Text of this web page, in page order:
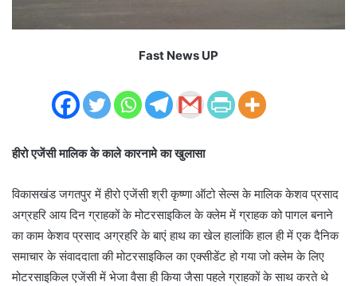
Fast News UP
हीरो एजेंसी मालिक के काले कारनामे का खुलासा
विकासखंड जगतपुर में हीरो एजेंसी श्री कृष्णा ऑटो सेल्स के मालिक केशव प्रसाद
अग्रहरि आय दिन ग्राहकों के मोटरसाइकिल के क्लेम में ग्राहक को पागल बनाने
का काम केशव प्रसाद अग्रहरि के बाएं हाथ का खेल हालांकि हाल ही में एक दैनिक
समाचार के संवाददाता की मोटरसाइकिल का एक्सीडेंट हो गया जो क्लेम के लिए
मोटरसाइकिल एजेंसी में भेजा वैसा ही किया जैसा पहले ग्राहकों के साथ करते थे